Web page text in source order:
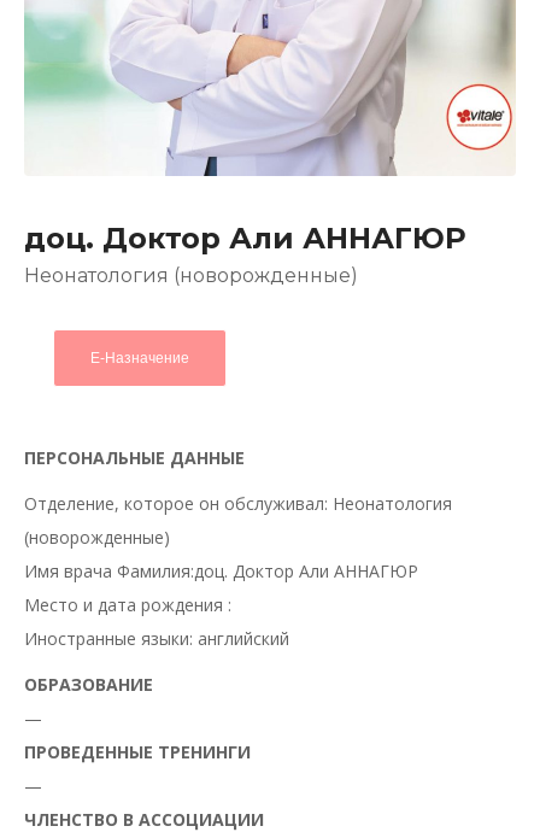
доц. Доктор Али АННАГЮР
Неонатология (новорожденные)
Е-Назначение
ПЕРСОНАЛЬНЫЕ ДАННЫЕ
Отделение, которое он обслуживал: Неонатология
(новорожденные)
Имя врача Фамилия:доц. Доктор Али АННАГЮР
Место и дата рождения :
Иностранные языки: английский
ОБРАЗОВАНИЕ
—
ПРОВЕДЕННЫЕ ТРЕНИНГИ
—
ЧЛЕНСТВО В АССОЦИАЦИИ